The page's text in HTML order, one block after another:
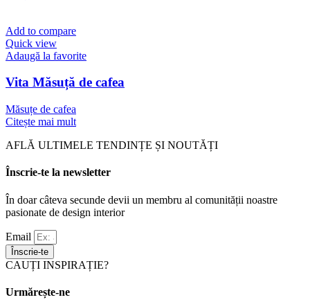
Add to compare
Quick view
Adaugă la favorite
Vita Măsuță de cafea
Măsuțe de cafea
Citește mai mult
AFLĂ ULTIMELE TENDINȚE ȘI NOUTĂȚI
Înscrie-te la newsletter
În doar câteva secunde devii un membru al comunității noastre
pasionate de design interior
Email
Înscrie-te
CAUȚI INSPIRAȚIE?
Urmărește-ne